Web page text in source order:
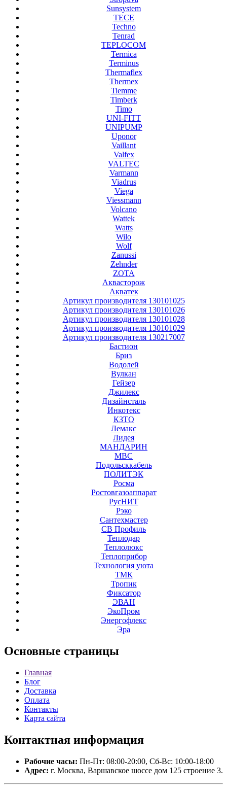
Sunsystem
TECE
Techno
Tenrad
TEPLOCOM
Termica
Terminus
Thermaflex
Thermex
Tiemme
Timberk
Timo
UNI-FITT
UNIPUMP
Uponor
Vaillant
Valfex
VALTEC
Varmann
Viadrus
Viega
Viessmann
Volcano
Wattek
Watts
Wilo
Wolf
Zanussi
Zehnder
ZOTA
Аквасторож
Акватек
Артикул производителя 130101025
Артикул производителя 130101026
Артикул производителя 130101028
Артикул производителя 130101029
Артикул производителя 130217007
Бастион
Бриз
Водолей
Вулкан
Гейзер
Джилекс
Дизайнсталь
Инкотекс
КЗТО
Лемакс
Лидея
МАНДАРИН
МВС
Подольсккабель
ПОЛИТЭК
Росма
Ростовгазоаппарат
РусНИТ
Рэко
Сантехмастер
СВ Профиль
Теплодар
Теплолюкс
Теплоприбор
Технология уюта
ТМК
Тропик
Фиксатор
ЭВАН
ЭкоПром
Энергофлекс
Эра
Основные страницы
Главная
Блог
Доставка
Оплата
Контакты
Карта сайта
Контактная информация
Рабочие часы: Пн-Пт: 08:00-20:00, Сб-Вс: 10:00-18:00
Адрес: г. Москва, Варшавское шоссе дом 125 строение 3.